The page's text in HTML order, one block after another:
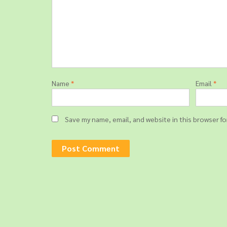
i
o
n
Name * Email *
Save my name, email, and website in this browser